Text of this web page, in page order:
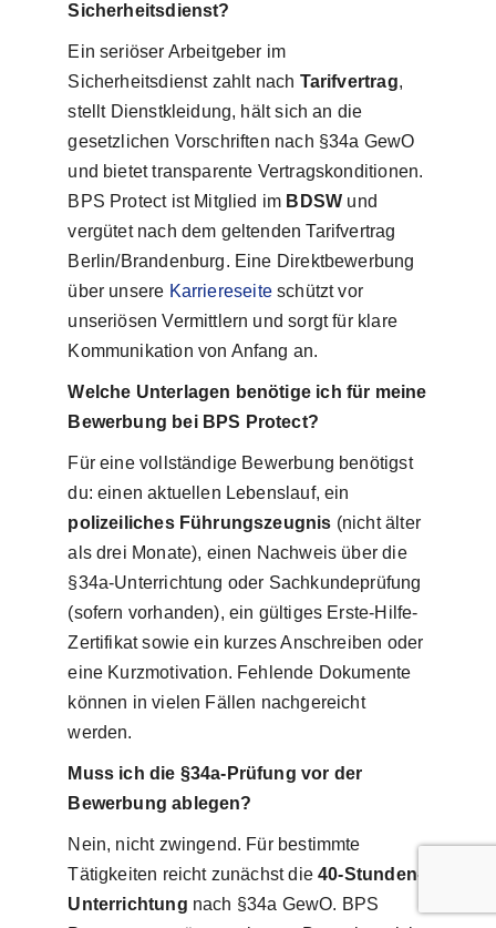
Sicherheitsdienst?
Ein seriöser Arbeitgeber im
Sicherheitsdienst zahlt nach Tarifvertrag,
stellt Dienstkleidung, hält sich an die
gesetzlichen Vorschriften nach §34a GewO
und bietet transparente Vertragskonditionen.
BPS Protect ist Mitglied im BDSW und
vergütet nach dem geltenden Tarifvertrag
Berlin/Brandenburg. Eine Direktbewerbung
über unsere Karriereseiteschützt vor
unseriösen Vermittlern und sorgt für klare
Kommunikation von Anfang an.
Welche Unterlagen benötige ich für meine
Bewerbung bei BPS Protect?
Für eine vollständige Bewerbung benötigst
du: einen aktuellen Lebenslauf, ein
polizeiliches Führungszeugnis (nicht älter
als drei Monate), einen Nachweis über die
§34a-Unterrichtung oder Sachkundeprüfung
(sofern vorhanden), ein gültiges Erste-Hilfe-
Zertifikat sowie ein kurzes Anschreiben oder
eine Kurzmotivation. Fehlende Dokumente
können in vielen Fällen nachgereicht
werden.
Muss ich die §34a-Prüfung vor der
Bewerbung ablegen?
Nein, nicht zwingend. Für bestimmte
Tätigkeiten reicht zunächst die40-Stunden-
Unterrichtung nach §34a GewO. BPS